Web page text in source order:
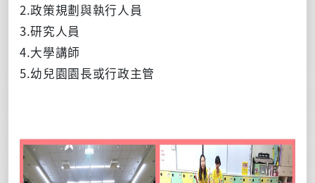
2.政策規劃與執行人員
3.研究人員
4.大學講師
5.幼兒園園長或行政主管